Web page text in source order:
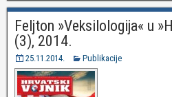
Feljton »Veksilologija« u
(3), 2014.
25.11.2014. Publikacije